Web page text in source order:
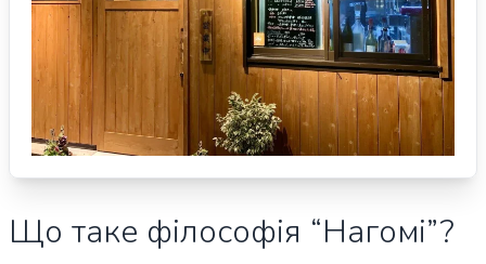
Що таке філософія “Нагомі”?